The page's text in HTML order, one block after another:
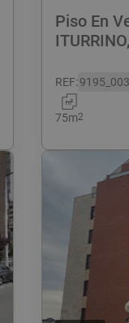
Piso En
REF:
75m2